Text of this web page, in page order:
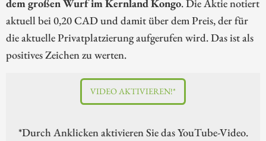
aktuell bei 0,20 CAD und damit über dem Preis, der für
die aktuelle Privatplatzierung aufgerufen wird. Das ist als
positives Zeichen zu werten.
VIDEO AKTIVIEREN!*
*Durch Anklicken aktivieren Sie das YouTube-Video.